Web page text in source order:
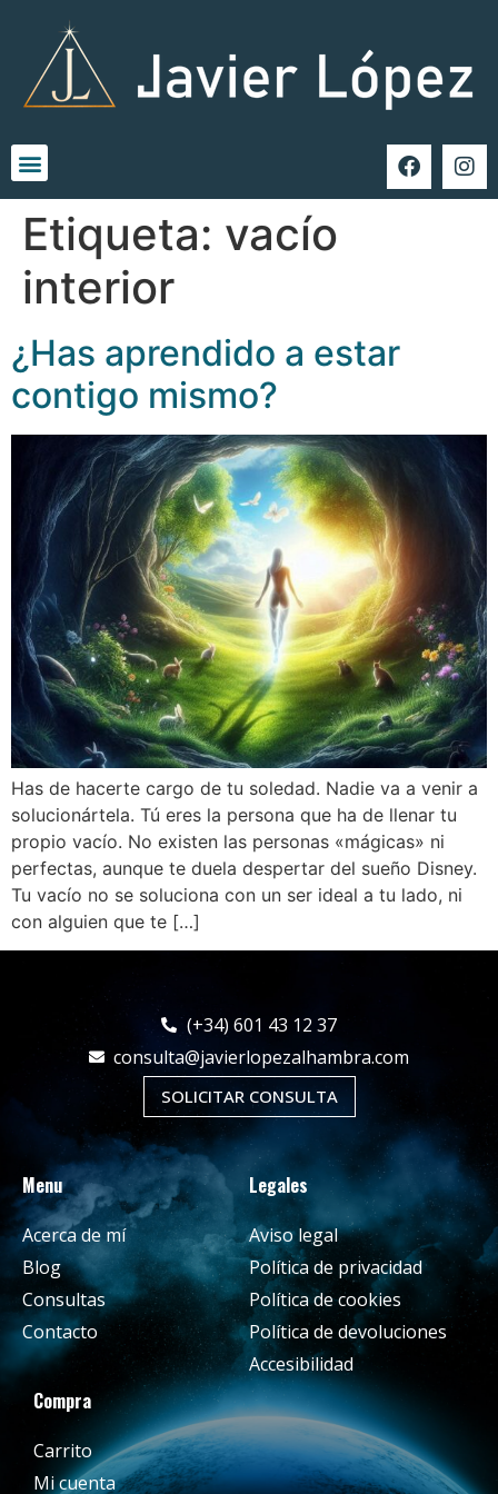
Etiqueta: vacío
interior
¿Has aprendido a estar
contigo mismo?
Has de hacerte cargo de tu soledad. Nadie va a venir a
solucionártela. Tú eres la persona que ha de llenar tu
propio vacío. No existen las personas «mágicas» ni
perfectas, aunque te duela despertar del sueño Disney.
Tu vacío no se soluciona con un ser ideal a tu lado, ni
con alguien que te […]
(+34) 601 43 12 37
consulta@javierlopezalhambra.com
SOLICITAR CONSULTA
Menu
Acerca de mí
Blog
Consultas
Contacto
Legales
Aviso legal
Política de privacidad
Política de cookies
Política de devoluciones
Accesibilidad
Compra
Carrito
Mi cuenta